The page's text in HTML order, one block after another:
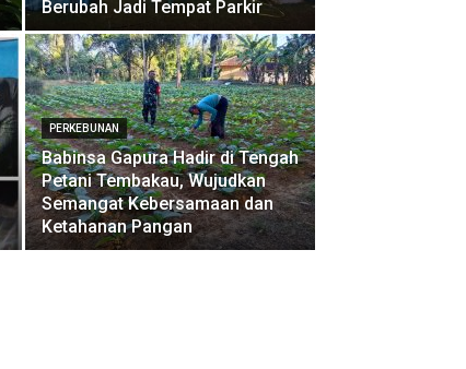
Berubah Jadi Tempat Parkir
PERKEBUNAN
Babinsa Gapura Hadir di Tengah
Petani Tembakau, Wujudkan
Semangat Kebersamaan dan
Ketahanan Pangan